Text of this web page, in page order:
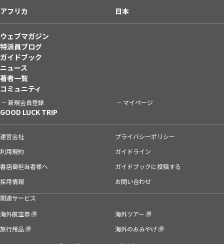
アフリカ
日本
ウェブマガジン
特派員ブログ
ガイドブック
ニュース
著者一覧
コミュニティ
新規会員登録 マイページ
GOOD LUCK TRIP
運営会社
プライバシーポリシー
利用規約
ガイドライン
書店御担当者様へ
ガイドブックに投稿する
採用情報
お問い合わせ
関連サービス
海外航空券
海外ツアー
旅行用品
海外のおみやげ